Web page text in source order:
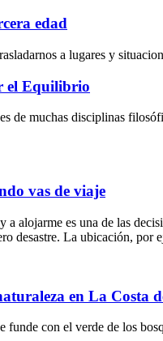
edad
a lugares y
el Equilibrio
de muchas disciplinas
vas de viaje
alojarme es una de las
desastre. La ubicación, por
en La Costa
funde con el verde de los